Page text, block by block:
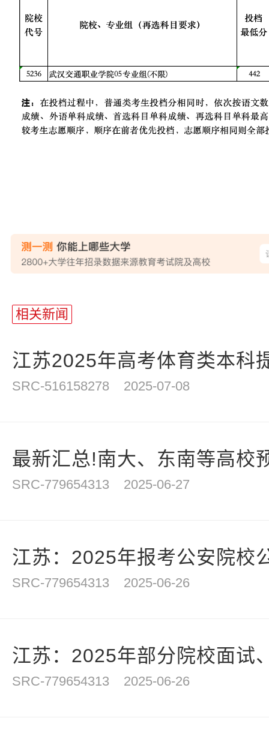
相关新闻
江苏2025年高考体育类本科
SRC-516158278 2025-07-08
最新汇总!南大、东南等高校
SRC-779654313 2025-06-27
江苏：2025年报考公安院校
SRC-779654313 2025-06-26
江苏：2025年部分院校面试
SRC-779654313 2025-06-26